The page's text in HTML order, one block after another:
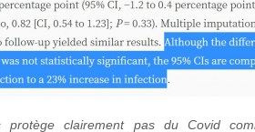
protège clairement pas du Covid